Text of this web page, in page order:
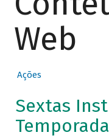
Web
Ações
Sextas